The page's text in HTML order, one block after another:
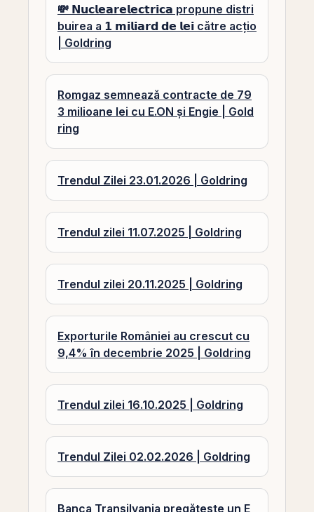
💸 𝗡𝘂𝗰𝗹𝗲𝗮𝗿𝗲𝗹𝗲𝗰𝘁𝗿𝗶𝗰𝗮 propune distri
buirea a 𝟭 𝗺𝗶𝗹𝗶𝗮𝗿𝗱 𝗱𝗲 𝗹𝗲𝗶 către acțio
| Goldring
Romgaz semnează contracte de 79
3 milioane lei cu E.ON și Engie | Gold
ring
Trendul Zilei 23.01.2026 | Goldring
Trendul zilei 11.07.2025 | Goldring
Trendul zilei 20.11.2025 | Goldring
Exporturile României au crescut cu
9,4% în decembrie 2025 | Goldring
Trendul zilei 16.10.2025 | Goldring
Trendul Zilei 02.02.2026 | Goldring
Banca Transilvania pregătește un E